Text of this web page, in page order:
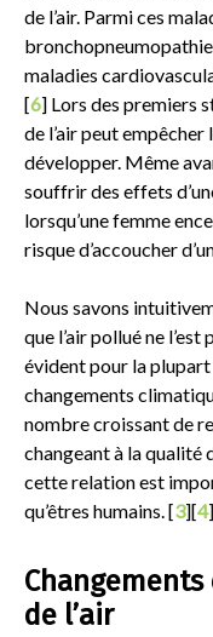
de l’air. Parmi ces
maladies
[6] Lors des premiers
de l’air peut
développer. Même
souffrir des effets
lorsqu’une femme
risque d’accoucher
Nous savons
que l’air pollué ne
évident pour la plupart
changements
nombre croissant de
changeant à la qualité
cette relation est
qu’êtres humains. [3][4
de l’air